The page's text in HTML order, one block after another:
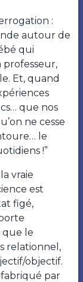
:
autour de
qui
Et, quand
que nos
ne cesse
le
!”
vraie
est
figé,
que le
relationnel,
objectif.
par